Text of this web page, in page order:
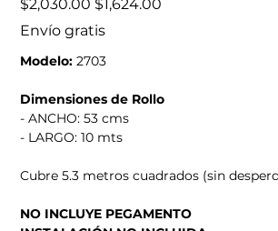
original
$2,030.00 de
$1,624.00
Envío gratis
Modelo: 2703
Dimensiones de Rollo
- ANCHO: 53 cms
- LARGO: 10 mts
Cubre 5.3 metros cuadrados (sin
NO INCLUYE PEGAMENTO